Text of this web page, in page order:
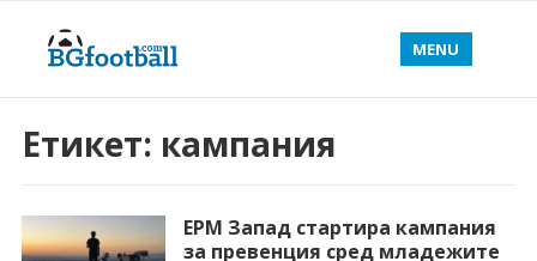
MENU
Етикет: кампания
ЕРМ Запад стартира кампания
за превенция сред младежите